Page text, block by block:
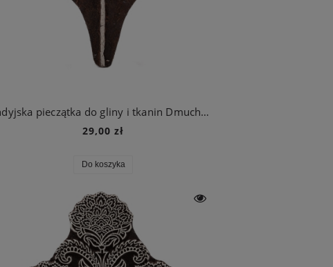
Indyjska pieczątka do gliny i tkanin Dmuchawiec
29,00 zł
Do koszyka